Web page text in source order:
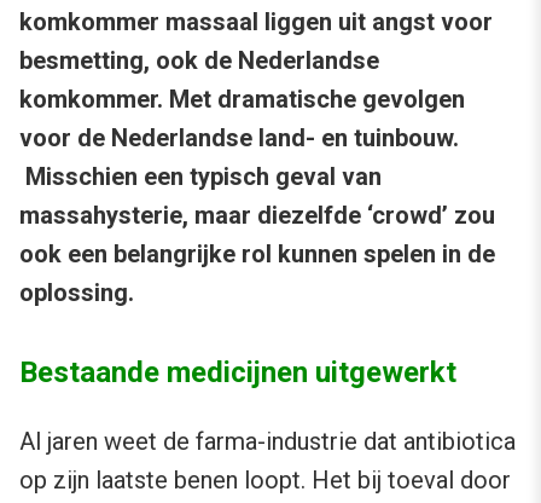
komkommer massaal liggen uit angst voor
besmetting, ook de Nederlandse
komkommer. Met dramatische gevolgen
voor de Nederlandse land- en tuinbouw.
Misschien een typisch geval van
massahysterie, maar diezelfde ‘crowd’ zou
ook een belangrijke rol kunnen spelen in de
oplossing.
Bestaande medicijnen uitgewerkt
Al jaren weet de farma-industrie dat antibiotica
op zijn laatste benen loopt. Het bij toeval door